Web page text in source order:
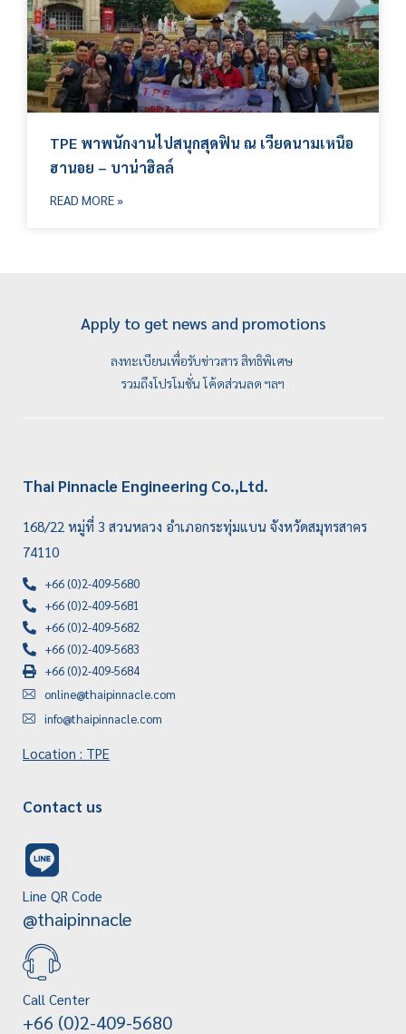
TPE พาพนักงานไปสนุกสุดฟิน ณ เวียดนามเหนือ
ฮานอย – บาน่าฮิลล์
READ MORE »
Apply to get news and promotions
ลงทะเบียนเพื่อรับข่าวสาร สิทธิพิเศษ
รวมถึงโปรโมชั่น โค้ดส่วนลด ฯลฯ
Thai Pinnacle Engineering Co.,Ltd.
168/22 หมู่ที่ 3 สวนหลวง อำเภอกระทุ่มแบน จังหวัดสมุทรสาคร
74110
+66 (0)2-409-5680
+66 (0)2-409-5681
+66 (0)2-409-5682
+66 (0)2-409-5683
+66 (0)2-409-5684
online@thaipinnacle.com
info@thaipinnacle.com
Location : TPE
Contact us
Line QR Code
@thaipinnacle
Call Center
+66 (0)2-409-5680